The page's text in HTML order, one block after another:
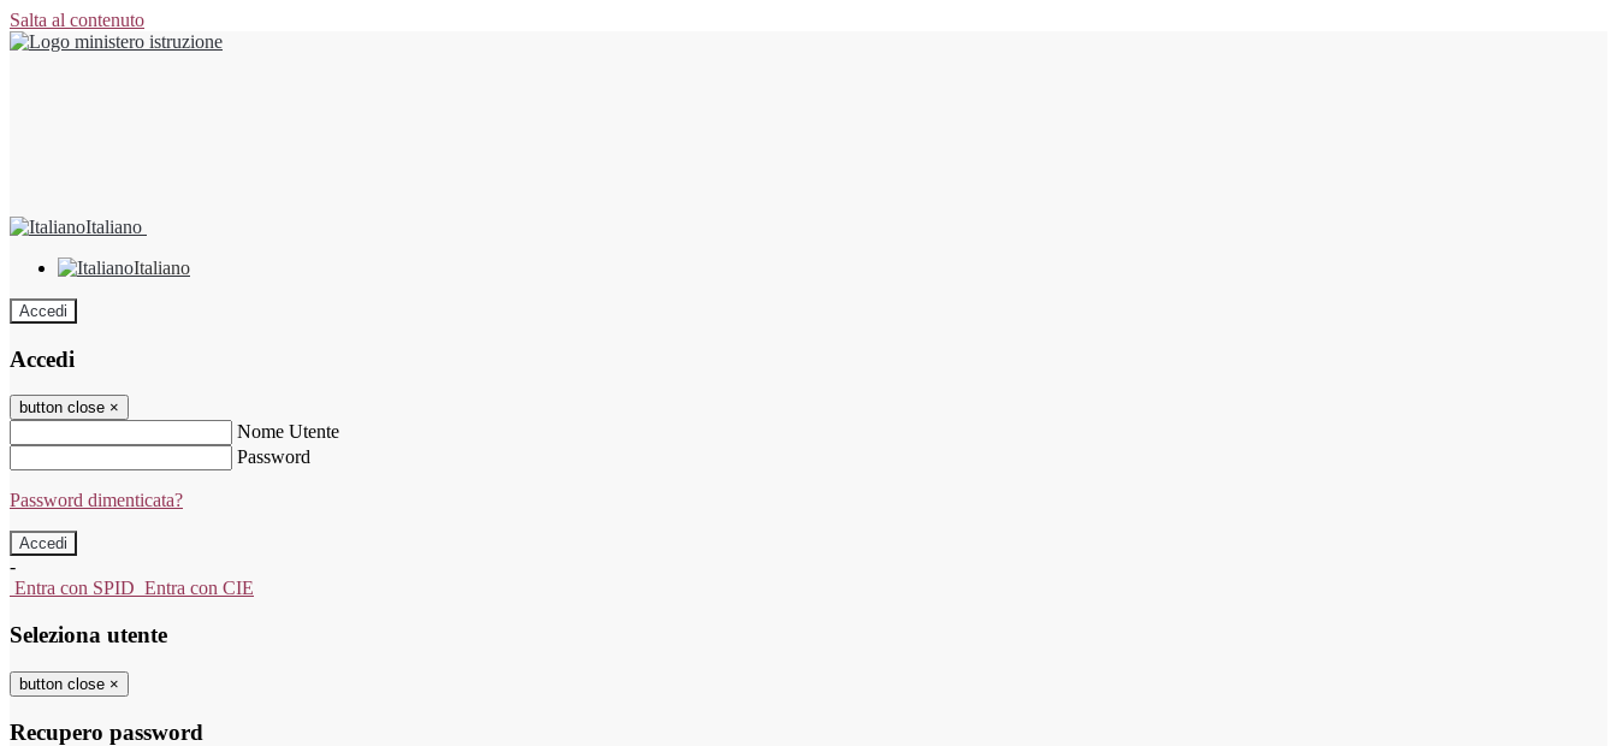
Salta al contenuto
Italiano
Italiano
Accedi
Accedi
button close ×
Nome Utente
Password
Password dimenticata?
-
Entra con SPID Entra con CIE
Seleziona utente
button close ×
Recupero password